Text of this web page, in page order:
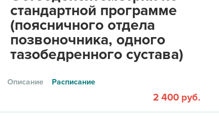
стандартной программе
(поясничного отдела
позвоночника, одного
тазобедренного сустава)
Описание Расписание
2 400 руб.